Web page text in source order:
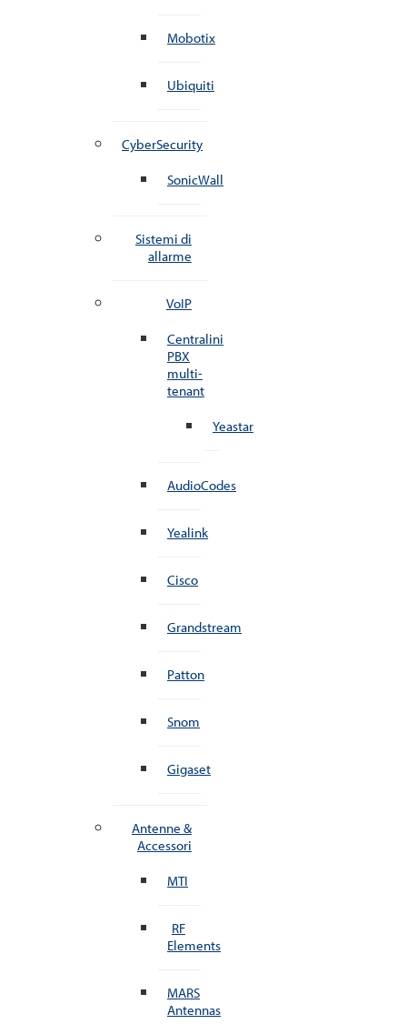
Mobotix
Ubiquiti
CyberSecurity
SonicWall
Sistemi di
allarme
VoIP
Centralini
PBX
multi-
tenant
Yeastar
AudioCodes
Yealink
Cisco
Grandstream
Patton
Snom
Gigaset
Antenne &
Accessori
MTI
RF
Elements
MARS
Antennas